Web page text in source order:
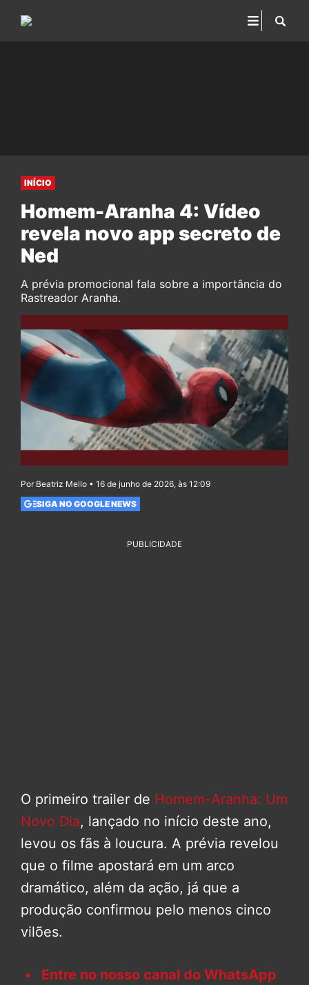
INÍCIO
Homem-Aranha 4: Vídeo
revela novo app secreto de
Ned
A prévia promocional fala sobre a importância do
Rastreador Aranha.
Por Beatriz Mello • 16 de junho de 2026, às 12:09
SIGA NO GOOGLE NEWS
PUBLICIDADE
O primeiro trailer de Homem-Aranha: Um
Novo Dia, lançado no início deste ano,
levou os fãs à loucura. A prévia revelou
que o filme apostará em um arco
dramático, além da ação, já que a
produção confirmou pelo menos cinco
vilões.
Entre no nosso canal do WhatsApp